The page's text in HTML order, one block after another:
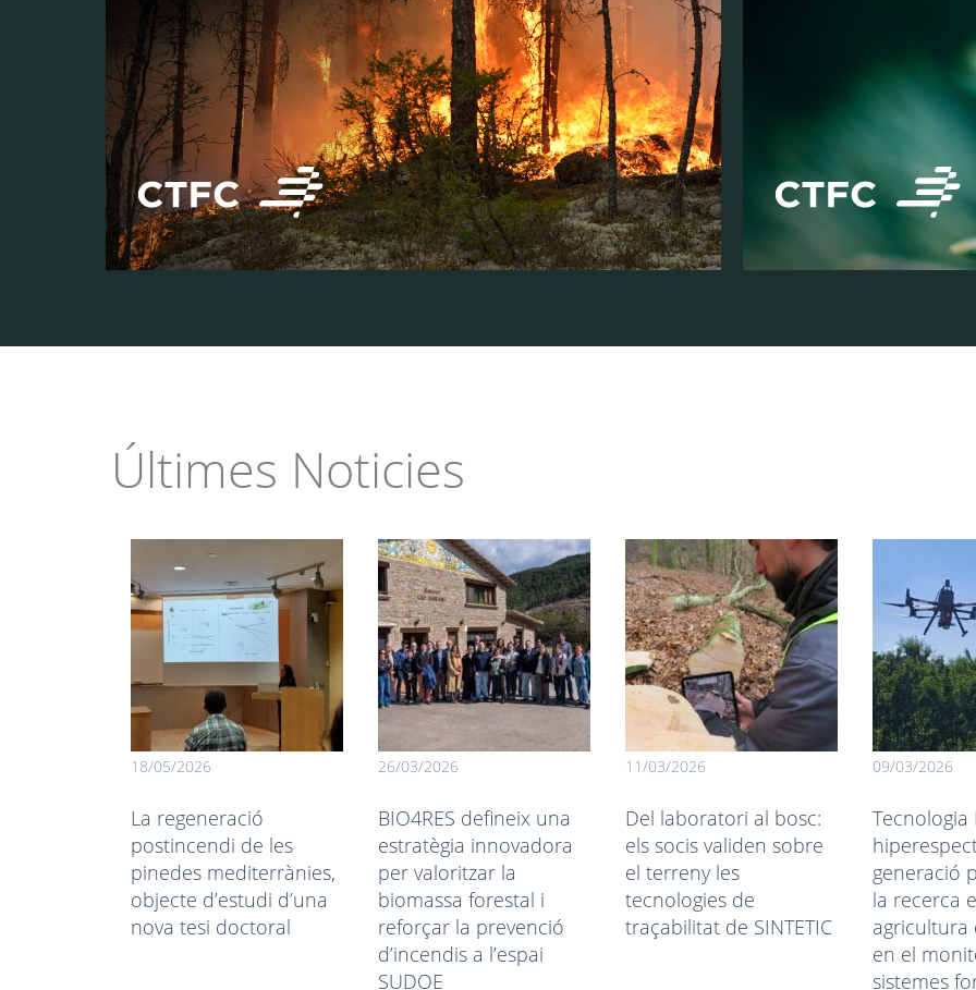
Últimes Noticies
18/05/2026
La regeneració
postincendi de les
pinedes mediterrànies,
objecte d’estudi d’una
nova tesi doctoral
26/03/2026
BIO4RES defineix una
estratègia innovadora
per valoritzar la
biomassa forestal i
reforçar la prevenció
d’incendis a l’espai
SUDOE
11/03/2026
Del laboratori al bosc:
els socis validen sobre
el terreny les
tecnologies de
traçabilitat de SINTETIC
09/03/2026
Tecnologia
generació
la recerca
agricultura
en el
sistemes